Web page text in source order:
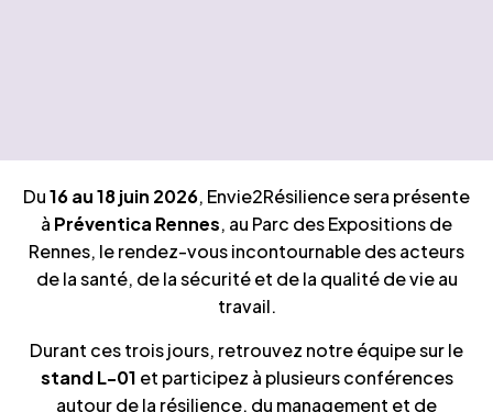
Du16 au 18 juin 2026, Envie2Résilience sera présente
à Préventica Rennes, au Parc des Expositions de
Rennes, le rendez-vous incontournable des acteurs
de la santé, de la sécurité et de la qualité de vie au
travail.
Durant ces trois jours, retrouvez notre équipe sur le
stand L-01 et participez à plusieurs conférences
autour de la résilience, du management et de